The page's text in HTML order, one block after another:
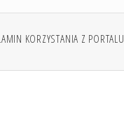
KORZYSTANIA Z PORTALU